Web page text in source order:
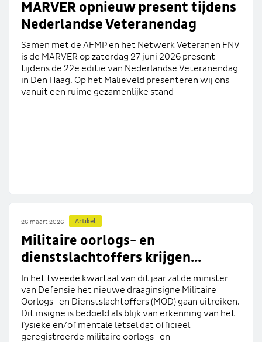
MARVER opnieuw present tijdens
Nederlandse Veteranendag
Samen met de AFMP en het Netwerk Veteranen FNV
is de MARVER op zaterdag 27 juni 2026 present
tijdens de 22e editie van Nederlandse Veteranendag
in Den Haag. Op het Malieveld presenteren wij ons
vanuit een ruime gezamenlijke stand
26 maart 2026 Artikel
Militaire oorlogs- en
dienstslachtoffers krijgen...
In het tweede kwartaal van dit jaar zal de minister
van Defensie het nieuwe draaginsigne Militaire
Oorlogs- en Dienstslachtoffers (MOD) gaan uitreiken.
Dit insigne is bedoeld als blijk van erkenning van het
fysieke en/of mentale letsel dat officieel
geregistreerde militaire oorlogs- en